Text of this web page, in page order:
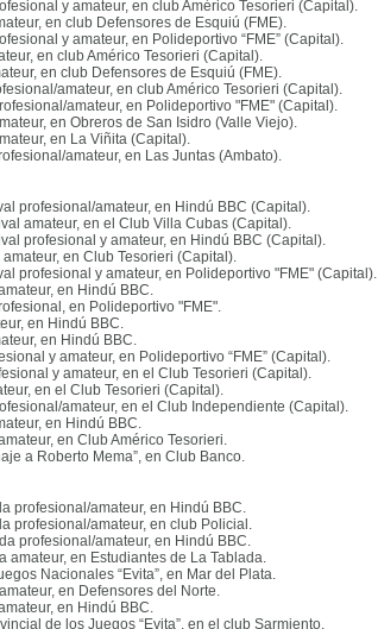
y amateur, en club Américo Tesorieri (Capital).
en club Defensores de Esquiú (FME).
y amateur, en Polideportivo “FME” (Capital).
en club Américo Tesorieri (Capital).
en club Defensores de Esquiú (FME).
amateur, en club Américo Tesorieri (Capital).
amateur, en Polideportivo "FME" (Capital).
en Obreros de San Isidro (Valle Viejo).
en La Viñita (Capital).
amateur, en Las Juntas (Ambato).
profesional/amateur, en Hindú BBC (Capital).
amateur, en el Club Villa Cubas (Capital).
profesional y amateur, en Hindú BBC (Capital).
amateur, en Club Tesorieri (Capital).
profesional y amateur, en Polideportivo "FME" (Capital).
en Hindú BBC.
en Polideportivo "FME".
en Hindú BBC.
en Hindú BBC.
y amateur, en Polideportivo “FME” (Capital).
y amateur, en el Club Tesorieri (Capital).
en el Club Tesorieri (Capital).
amateur, en el Club Independiente (Capital).
en Hindú BBC.
en Club Américo Tesorieri.
a Roberto Mema”, en Club Banco.
profesional/amateur, en Hindú BBC.
profesional/amateur, en club Policial .
profesional/amateur, en Hindú BBC.
amateur, en Estudiantes de La Tablada.
Nacionales “Evita”, en Mar del Plata.
en Defensores del Norte.
en Hindú BBC.
de los Juegos “Evita”, en el club Sarmiento.